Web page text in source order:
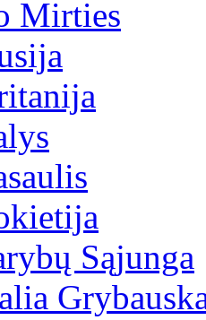
Mirties
Sąjunga